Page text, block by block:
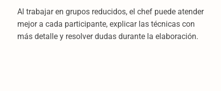
Al trabajar en grupos reducidos, el chef puede atender
mejor a cada participante, explicar las técnicas con
más detalle y resolver dudas durante la elaboración.